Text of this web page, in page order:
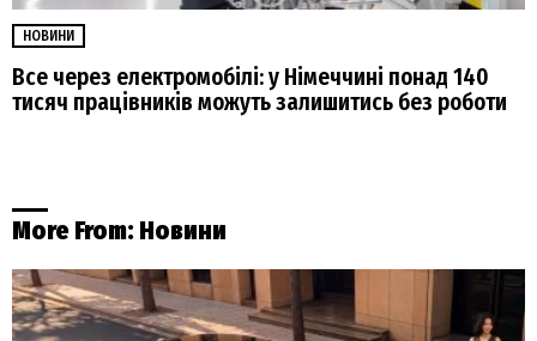
НОВИНИ
Все через електромобілі: у Німеччині понад 140
тисяч працівників можуть залишитись без роботи
More From: Новини